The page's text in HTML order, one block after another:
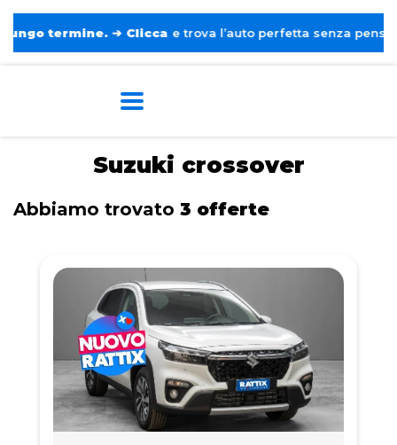
termine. ➔ Clicca e trova l’auto perfetta senza pensieri. ❤️
Suzuki crossover
Abbiamo trovato 3 offerte